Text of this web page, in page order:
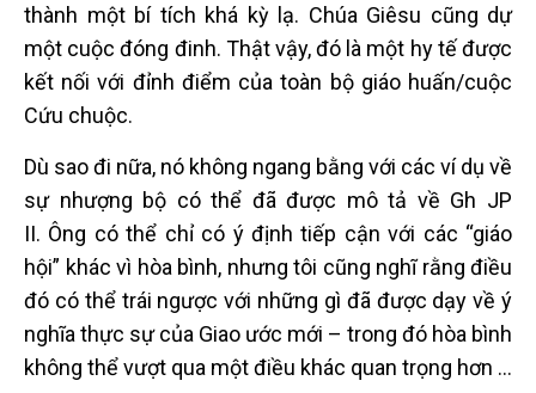
thành một bí tích khá kỳ lạ. Chúa Giêsu cũng dự
một cuộc đóng đinh. Thật vậy, đó là một hy tế được
kết nối với đỉnh điểm của toàn bộ giáo huấn/cuộc
Cứu chuộc.
Dù sao đi nữa, nó không ngang bằng với các ví dụ về
sự nhượng bộ có thể đã được mô tả về Gh JP
II. Ông có thể chỉ có ý định tiếp cận với các “giáo
hội” khác vì hòa bình, nhưng tôi cũng nghĩ rằng điều
đó có thể trái ngược với những gì đã được dạy về ý
nghĩa thực sự của Giao ước mới – trong đó hòa bình
không thể vượt qua một điều khác quan trọng hơn ...